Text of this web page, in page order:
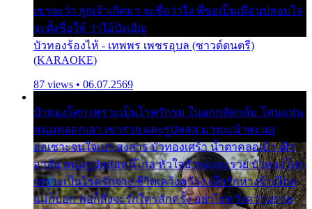
เขาจะว่า ลูกเจ้าเกิดมา จะชื่อว่าไง พี่ขอเป็นเพื่อนปลอบใจ
จะตั้งชื่อให้ ว่าไอ้บังเอิญ
บัวทองร้องไห้ - เทพพร เพชรอุบล (ซาวด์ดนตรี)
(KARAOKE)
87 views • 06.07.2569
บัวทองโศก เพราะเป็นโรครักรุม ในอกกลัดกลุ้ม โดนแฟน
หนุ่มหลอกเอา เขารวย และรูปหล่อ มาพะเน้าพะนอ
ออเซาะจนใจเบา สงสาร บัวทองเศร้า น้ำตาคลอเบ้า เฝ้า
อาลัย หนุ่มรูปหล่อหนีไกล หัวใจบัวทองระรวย บัวทองโศก
เพราะเป็นโรครักจาง ชีวิตเคว้งคว้าง เมื่อรักห่างร้างไกล
แม่ก็บอก พ่อก็สั่งจะรักใครสักครั้ง อย่าไปหวังความรวย